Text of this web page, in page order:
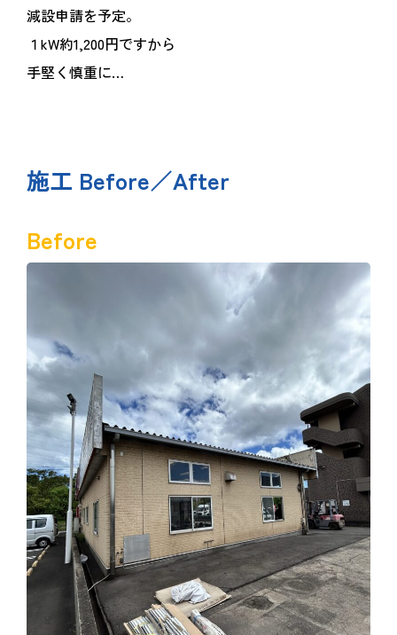
減設申請を予定。
１kW約1,200円ですから
手堅く慎重に…
施工 Before／After
Before